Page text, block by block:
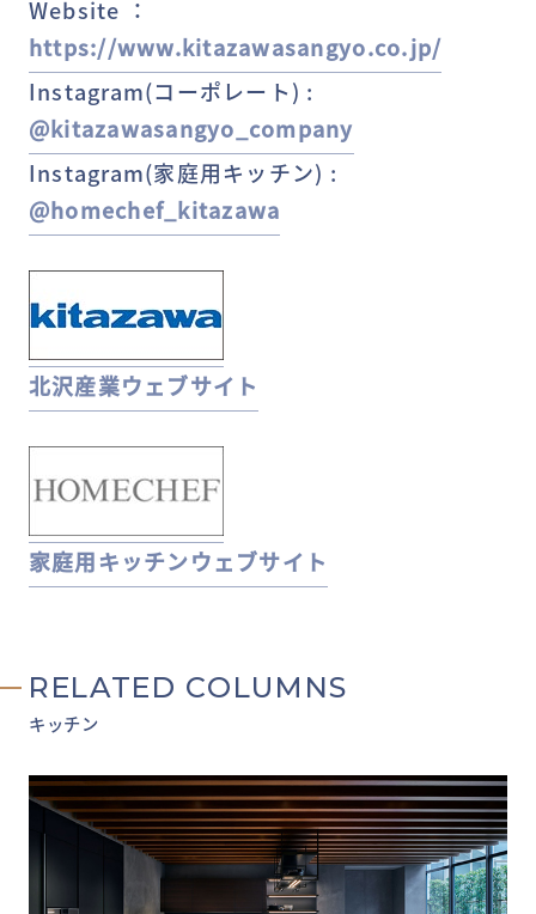
Website ：
https://www.kitazawasangyo.co.jp/
Instagram(コーポレート) :
@kitazawasangyo_company
Instagram(家庭用キッチン) :
@homechef_kitazawa
北沢産業ウェブサイト
家庭用キッチンウェブサイト
RELATED COLUMNS
キッチン